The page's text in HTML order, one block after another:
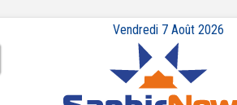
Vendredi 7 Août 2026